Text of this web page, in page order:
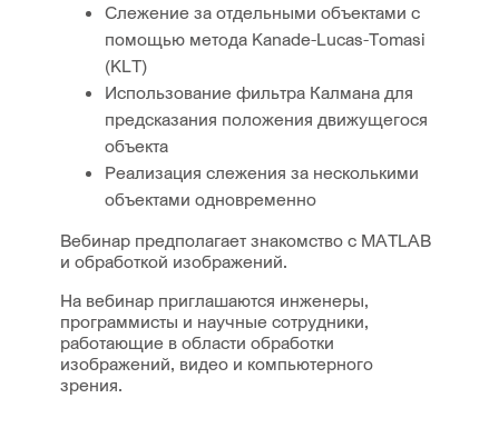
Слежение за отдельными объектами с
помощью метода Kanade-Lucas-Tomasi
(KLT)
Использование фильтра Калмана для
предсказания положения движущегося
объекта
Реализация слежения за несколькими
объектами одновременно
Вебинар предполагает знакомство с MATLAB
и обработкой изображений.
На вебинар приглашаются инженеры,
программисты и научные сотрудники,
работающие в области обработки
изображений, видео и компьютерного
зрения.